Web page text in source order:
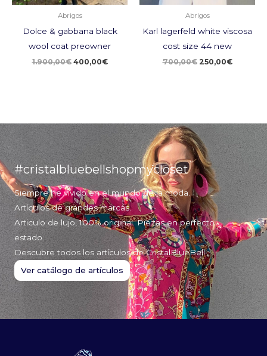
Abrigos
Dolce & gabbana black
wool coat preowner
1.900,00€ 400,00€
Abrigos
Karl lagerfeld white viscosa
cost size 44 new
700,00€ 250,00€
#cristalbluebellshopmycloset
Siempre he vivido en el mundo de la moda.
Artículos de grandes marcas.
Articulo de lujo, 100% original. Piezas en perfecto
estado.
Descubre todos los artículos de CristalBlueBell
Ver catálogo de artículos